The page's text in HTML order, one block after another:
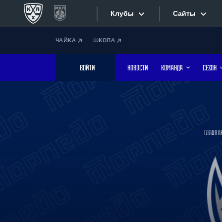
Клубы
Дивизион Боброва
Лада
Сайты
Фотобанк
ЧАЙКА ШКОЛА
ВОЙТИ НОВОСТИ КОМАНДА СЕЗОН